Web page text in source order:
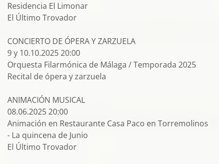
Residencia El Limonar
El Último Trovador
CONCIERTO DE ÓPERA Y ZARZUELA
9 y 10.10.2025 20:00
Orquesta Filarmónica de Málaga / Temporada 2025
Recital de ópera y zarzuela
ANIMACIÓN MUSICAL
08.06.2025 20:00
Animación en Restaurante Casa Paco en Torremolinos
- La quincena de Junio
El Último Trovador